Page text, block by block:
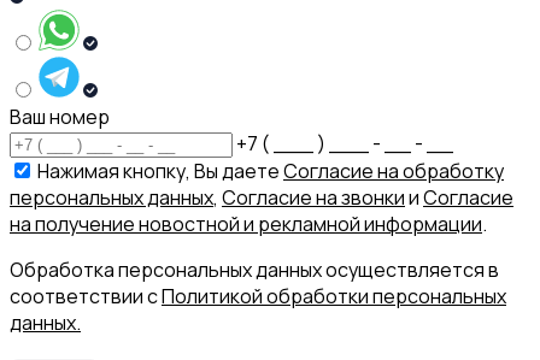
Ваш номер
+7 ( ___ ) ___ - __ - __
Нажимая кнопку, Вы даетеСогласие на обработку
персональных данных, Согласие на звонкииСогласие
на получение новостной и рекламной информации.
Обработка персональных данных осуществляется в
соответствии сПолитикой обработки персональных
данных.